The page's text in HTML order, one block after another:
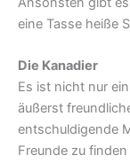
eine Tasse heiße
Die Kanadier
Es ist nicht nur
äußerst
entschuldigende
Freunde zu